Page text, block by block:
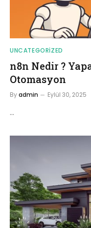
UNCATEGORIZED
n8n Nedir ?
Otomasyon
Byadmin Eylül 30, 2025
…